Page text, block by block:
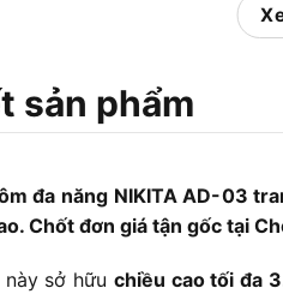
9kg
12 bậc
sản phẩm
đa năng NIKITA AD-03
Chốt đơn giá tận gốc tại
này sở hữu chiều cao tối đa